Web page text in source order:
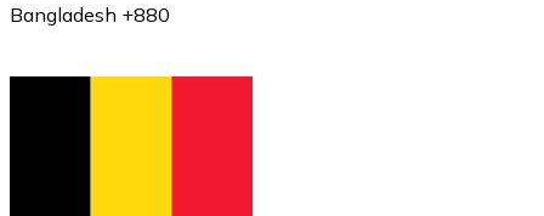
Bangladesh +880